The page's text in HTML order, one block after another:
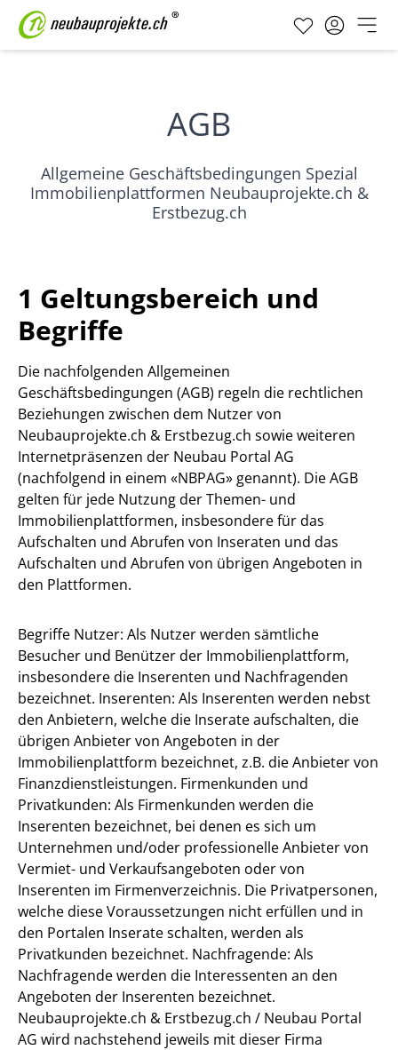
AGB
Allgemeine Geschäftsbedingungen Spezial
Immobilienplattformen Neubauprojekte.ch &
Erstbezug.ch
1 Geltungsbereich und
Begriffe
Die nachfolgenden Allgemeinen
Geschäftsbedingungen (AGB) regeln die rechtlichen
Beziehungen zwischen dem Nutzer von
Neubauprojekte.ch & Erstbezug.ch sowie weiteren
Internetpräsenzen der Neubau Portal AG
(nachfolgend in einem «NBPAG» genannt). Die AGB
gelten für jede Nutzung der Themen- und
Immobilienplattformen, insbesondere für das
Aufschalten und Abrufen von Inseraten und das
Aufschalten und Abrufen von übrigen Angeboten in
den Plattformen.
Begriffe Nutzer: Als Nutzer werden sämtliche
Besucher und Benützer der Immobilienplattform,
insbesondere die Inserenten und Nachfragenden
bezeichnet. Inserenten: Als Inserenten werden nebst
den Anbietern, welche die Inserate aufschalten, die
übrigen Anbieter von Angeboten in der
Immobilienplattform bezeichnet, z.B. die Anbieter von
Finanzdienstleistungen. Firmenkunden und
Privatkunden: Als Firmenkunden werden die
Inserenten bezeichnet, bei denen es sich um
Unternehmen und/oder professionelle Anbieter von
Vermiet- und Verkaufsangeboten oder von
Inserenten im Firmenverzeichnis. Die Privatpersonen,
welche diese Voraussetzungen nicht erfüllen und in
den Portalen Inserate schalten, werden als
Privatkunden bezeichnet. Nachfragende: Als
Nachfragende werden die Interessenten an den
Angeboten der Inserenten bezeichnet.
Neubauprojekte.ch & Erstbezug.ch / Neubau Portal
AG wird nachstehend jeweils mit dieser Firma